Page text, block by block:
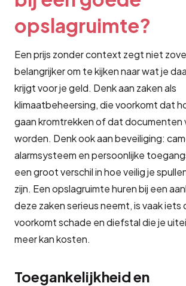
opslagruimte?
Een prijs zonder context zegt niet
belangrijker om te kijken naar wat je
krijgt voor je geld. Denk aan zaken als
klimaatbeheersing, die voorkomt dat
gaan kromtrekken of dat documenten
worden. Denk ook aan beveiliging:
alarmsysteem en persoonlijke
een groot verschil in hoe veilig je
zijn. Een opslagruimte huren bij een
deze zaken serieus neemt, is vaak iets
voorkomt schade en diefstal die je
meer kan kosten.
Toegankelijkheid en